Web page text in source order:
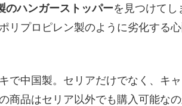
のハンガーストッパーを見つけてし
リプロピレン製のように劣化する
で中国製。セリアだけでなく、キ
商品はセリア以外でも購入可能な